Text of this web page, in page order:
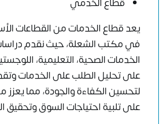
قطاع الخدمي
يعد قطاع الخدمات من القطاعات
في مكتب الشعلة، حيث نقدم
الخدمات الصحية، التعليمية،
على تحليل الطلب على الخدمات
لتحسين الكفاءة والجودة، مما يعزز
على تلبية احتياجات السوق وتحقيق